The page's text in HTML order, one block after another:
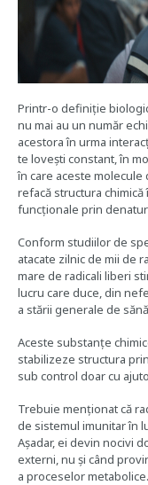
Printr-o definiție
nu mai au un număr
acestora în urma
te lovești constant, în
în care aceste molecule
refacă structura
funcționale prin
Conform studiilor de
atacate zilnic de mii de
mare de radicali liberi
lucru care duce, din
a stării generale de
Aceste substanțe
stabilizeze structura
sub control doar cu
Trebuie menționat că
de sistemul imunitar în
Așadar, ei devin nocivi
externi, nu și când
a proceselor metabolice.